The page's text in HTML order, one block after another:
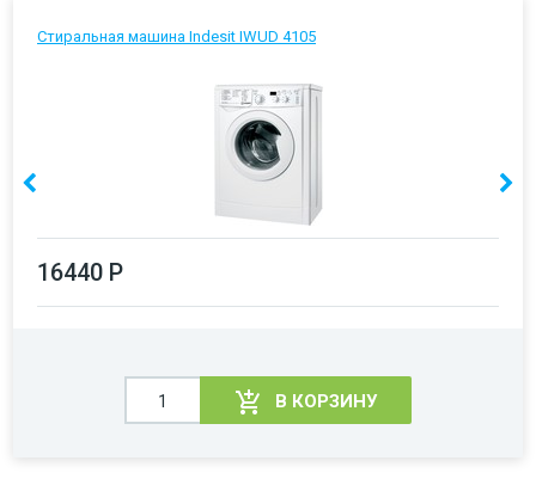
Стиральная машина Indesit IWUD 4105
16440 Р
В КОРЗИНУ